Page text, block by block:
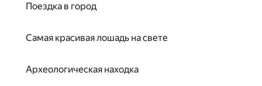
Поездка в город
Самая красивая лошадь на свете
Археологическая находка